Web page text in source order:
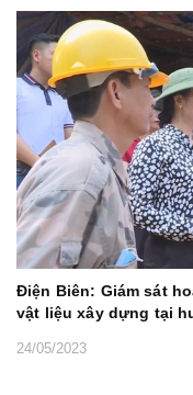
Điện Biên: Giám sát
vật liệu xây dựng tại
24/05/2023